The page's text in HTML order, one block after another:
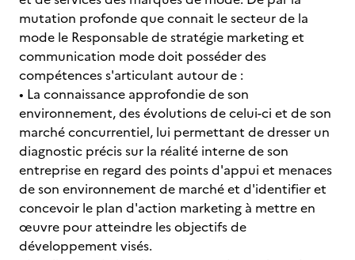
mutation profonde que connait le secteur de la
mode le Responsable de stratégie marketing et
communication mode doit posséder des
compétences s'articulant autour de :
• La connaissance approfondie de son
environnement, des évolutions de celui-ci et de son
marché concurrentiel, lui permettant de dresser un
diagnostic précis sur la réalité interne de son
entreprise en regard des points d'appui et menaces
de son environnement de marché et d'identifier et
concevoir le plan d'action marketing à mettre en
œuvre pour atteindre les objectifs de
développement visés.